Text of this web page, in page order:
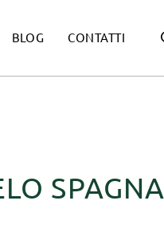
BLOG CONTATTI
SPAGNA